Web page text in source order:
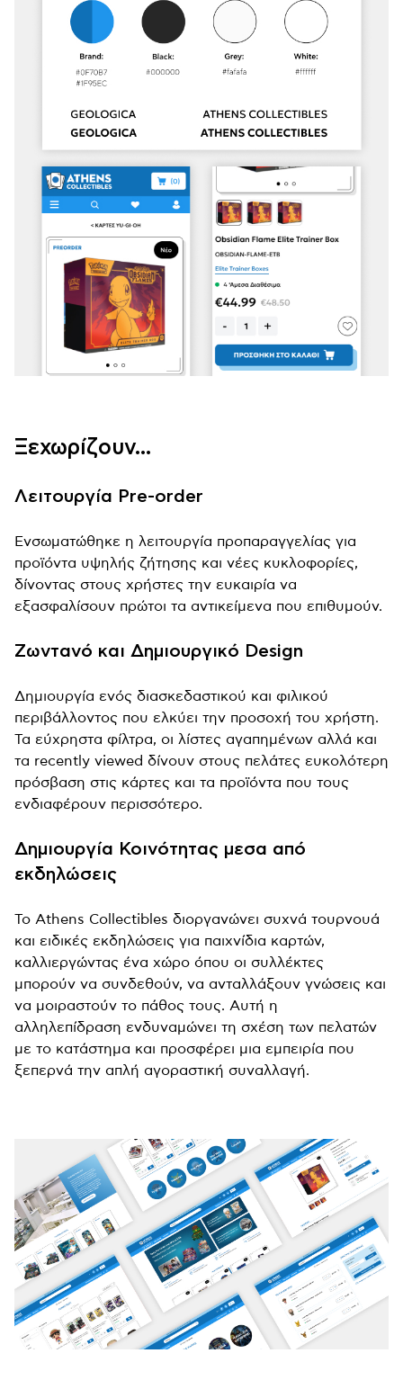
Ξεχωρίζουν...
Λειτουργία Pre-order
Ενσωματώθηκε η λειτουργία προπαραγγελίας για
προϊόντα υψηλής ζήτησης και νέες κυκλοφορίες,
δίνοντας στους χρήστες την ευκαιρία να
εξασφαλίσουν πρώτοι τα αντικείμενα που επιθυμούν.
Ζωντανό και Δημιουργικό Design
Δημιουργία ενός διασκεδαστικού και φιλικού
περιβάλλοντος που ελκύει την προσοχή του χρήστη.
Τα εύχρηστα φίλτρα, οι λίστες αγαπημένων αλλά και
τα recently viewed δίνουν στους πελάτες ευκολότερη
πρόσβαση στις κάρτες και τα προϊόντα που τους
ενδιαφέρουν περισσότερο.
Δημιουργία Κοινότητας μεσα από
εκδηλώσεις
Το Athens Collectibles διοργανώνει συχνά τουρνουά
και ειδικές εκδηλώσεις για παιχνίδια καρτών,
καλλιεργώντας ένα χώρο όπου οι συλλέκτες
μπορούν να συνδεθούν, να ανταλλάξουν γνώσεις και
να μοιραστούν το πάθος τους. Αυτή η
αλληλεπίδραση ενδυναμώνει τη σχέση των πελατών
με το κατάστημα και προσφέρει μια εμπειρία που
ξεπερνά την απλή αγοραστική συναλλαγή.